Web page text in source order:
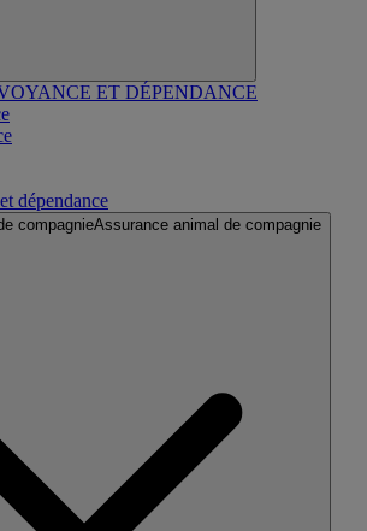
ET DÉPENDANCE
dépendance
Assurance animal de compagnie